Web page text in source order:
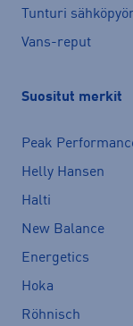
Tunturi
Vans-reput
Suositut merkit
Peak
Helly Hansen
Halti
New Balance
Energetics
Hoka
Röhnisch